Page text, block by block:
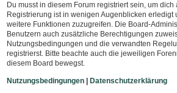
Du musst in diesem Forum registriert sein, um
Registrierung ist in wenigen Augenblicken erledigt
weitere Funktionen zuzugreifen. Die Board-
Benutzern auch zusätzliche Berechtigungen
Nutzungsbedingungen und die verwandten
registrierst. Bitte beachte auch die jeweiligen
diesem Board bewegst.
Nutzungsbedingungen | Datenschutzerklärung